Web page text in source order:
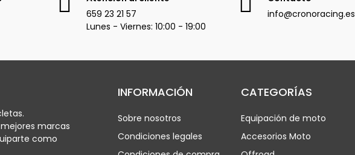
659 23 21 57
Lunes - Viernes: 10:00 - 19:00
info@cronoracing.es
marcas
como
INFORMACIÓN
Sobre nosotros
Condiciones legales
CATEGORÍAS
Equipación de moto
Accesorios Moto